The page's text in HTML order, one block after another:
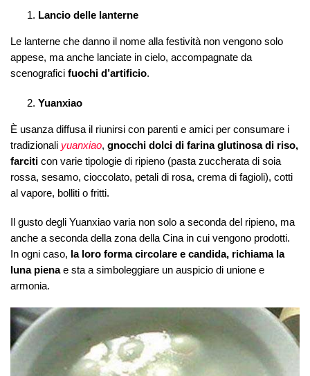
Lancio delle lanterne
Le lanterne che danno il nome alla festività non vengono solo
appese, ma anche lanciate in cielo, accompagnate da
scenografici fuochi d’artificio.
Yuanxiao
È usanza diffusa il riunirsi con parenti e amici per consumare i
tradizionali yuanxiao, gnocchi dolci di farina glutinosa di riso,
farciti con varie tipologie di ripieno (pasta zuccherata di soia
rossa, sesamo, cioccolato, petali di rosa, crema di fagioli), cotti
al vapore, bolliti o fritti.
Il gusto degli Yuanxiao varia non solo a seconda del ripieno, ma
anche a seconda della zona della Cina in cui vengono prodotti.
In ogni caso, la loro forma circolare e candida, richiama la
luna pienae sta a simboleggiare un auspicio di unione e
armonia.